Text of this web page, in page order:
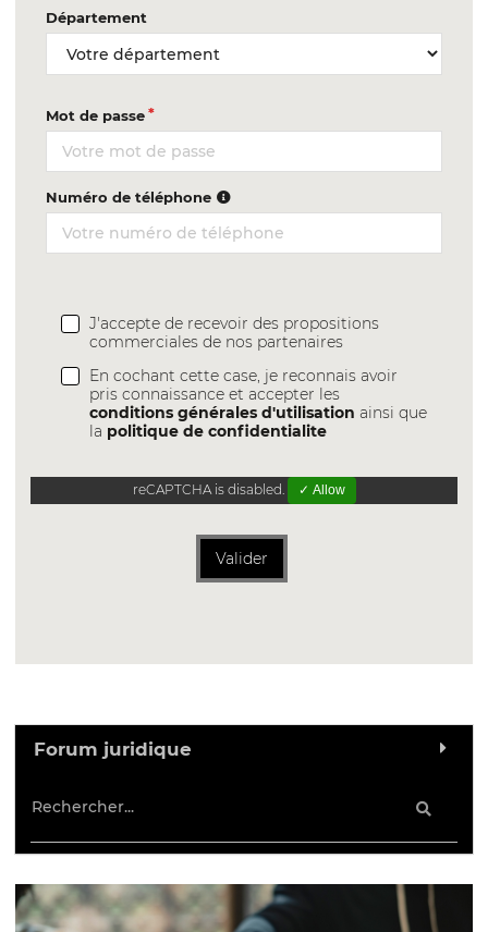
Département
Mot de passe
Numéro de téléphone
J'accepte de recevoir des propositions
commerciales de nos partenaires
En cochant cette case, je reconnais avoir
pris connaissance et accepter les
conditions générales d'utilisation ainsi que
la politique de confidentialite
reCAPTCHA is disabled. ✓ Allow
Valider
Forum juridique